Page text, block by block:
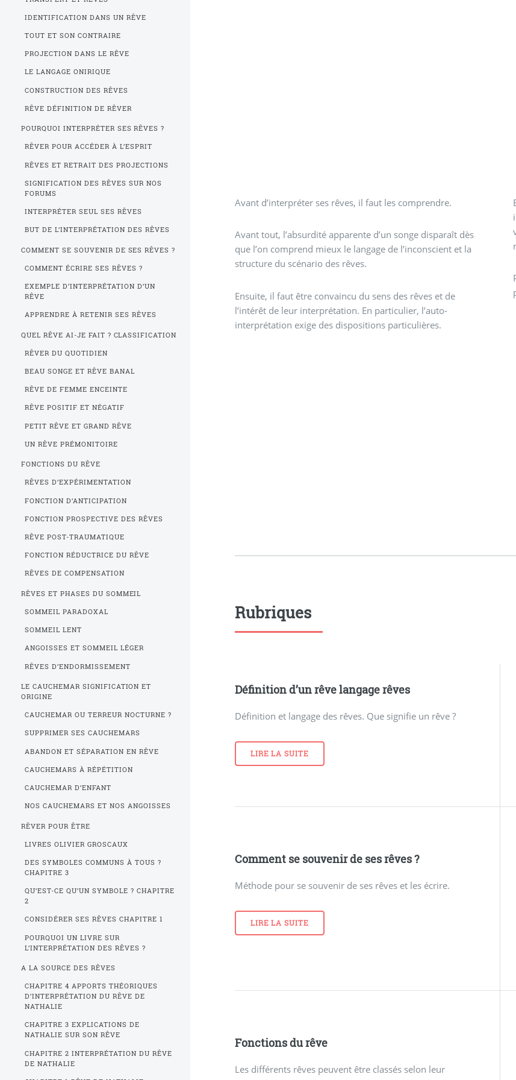
Avant d’interpréter ses rêves, il faut les comprendre.
Avant tout, l’absurdité apparente d’un songe disparaît dès
que l’on comprend mieux le langage de l’inconscient et la
structure du scénario des rêves.
Ensuite, il faut être convaincu du sens des rêves et de
l’intérêt de leur interprétation. En particulier, l’auto-
interprétation exige des dispositions particulières.
Rubriques
Définition d’un rêve langage rêves
Définition et langage des rêves. Que signifie un rêve ?
LIRE LA SUITE
Comment se souvenir de ses rêves ?
Méthode pour se souvenir de ses rêves et les écrire.
LIRE LA SUITE
Fonctions du rêve
Les différents rêves peuvent être classés selon leur
IDENTIFICATION DANS UN RÊVE
TOUT ET SON CONTRAIRE
PROJECTION DANS LE RÊVE
LE LANGAGE ONIRIQUE
CONSTRUCTION DES RÊVES
RÊVE DÉFINITION DE RÊVER
POURQUOI INTERPRÉTER SES RÊVES ?
RÊVER POUR ACCÉDER À L’ESPRIT
RÊVES ET RETRAIT DES PROJECTIONS
SIGNIFICATION DES RÊVES SUR NOS
FORUMS
INTERPRÉTER SEUL SES RÊVES
BUT DE L’INTERPRÉTATION DES RÊVES
COMMENT SE SOUVENIR DE SES RÊVES ?
COMMENT ÉCRIRE SES RÊVES ?
EXEMPLE D’INTERPRÉTATION D’UN
RÊVE
APPRENDRE À RETENIR SES RÊVES
QUEL RÊVE AI-JE FAIT ? CLASSIFICATION
RÊVER DU QUOTIDIEN
BEAU SONGE ET RÊVE BANAL
RÊVE DE FEMME ENCEINTE
RÊVE POSITIF ET NÉGATIF
PETIT RÊVE ET GRAND RÊVE
UN RÊVE PRÉMONITOIRE
FONCTIONS DU RÊVE
RÊVES D’EXPÉRIMENTATION
FONCTION D’ANTICIPATION
FONCTION PROSPECTIVE DES RÊVES
RÊVE POST-TRAUMATIQUE
FONCTION RÉDUCTRICE DU RÊVE
RÊVES DE COMPENSATION
RÊVES ET PHASES DU SOMMEIL
SOMMEIL PARADOXAL
SOMMEIL LENT
ANGOISSES ET SOMMEIL LÉGER
RÊVES D’ENDORMISSEMENT
LE CAUCHEMAR SIGNIFICATION ET
ORIGINE
CAUCHEMAR OU TERREUR NOCTURNE ?
SUPPRIMER SES CAUCHEMARS
ABANDON ET SÉPARATION EN RÊVE
CAUCHEMARS À RÉPÉTITION
CAUCHEMAR D’ENFANT
NOS CAUCHEMARS ET NOS ANGOISSES
RÊVER POUR ÊTRE
LIVRES OLIVIER GROSCAUX
DES SYMBOLES COMMUNS À TOUS ?
CHAPITRE 3
QU’EST-CE QU’UN SYMBOLE ? CHAPITRE
2
CONSIDÉRER SES RÊVES CHAPITRE 1
POURQUOI UN LIVRE SUR
L’INTERPRÉTATION DES RÊVES ?
A LA SOURCE DES RÊVES
CHAPITRE 4 APPORTS THÉORIQUES
D’INTERPRÉTATION DU RÊVE DE
NATHALIE
CHAPITRE 3 EXPLICATIONS DE
NATHALIE SUR SON RÊVE
CHAPITRE 2 INTERPRÉTATION DU RÊVE
DE NATHALIE